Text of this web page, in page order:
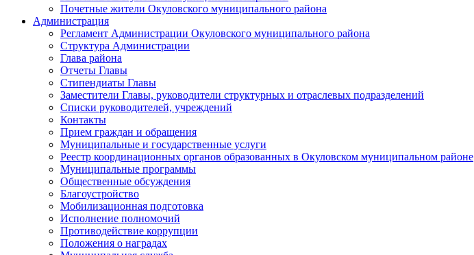
Почетные жители Окуловского муниципального района
Администрация
Регламент Администрации Окуловского муниципального района
Структура Администрации
Глава района
Отчеты Главы
Стипендиаты Главы
Заместители Главы, руководители структурных и отраслевых подразделений
Списки руководителей, учреждений
Контакты
Прием граждан и обращения
Муниципальные и государственные услуги
Реестр координационных органов образованных в Окуловском муниципальном районе
Муниципальные программы
Общественные обсуждения
Благоустройство
Мобилизационная подготовка
Исполнение полномочий
Противодействие коррупции
Положения о наградах